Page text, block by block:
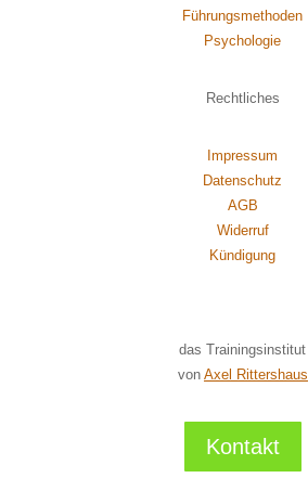
Führungsmethoden
Psychologie
Rechtliches
Impressum
Datenschutz
AGB
Widerruf
Kündigung
das Trainingsinstitut
von Axel Rittershaus
Kontakt